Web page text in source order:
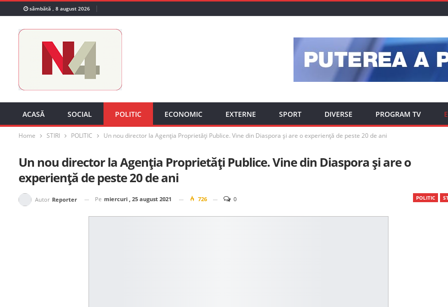
sâmbătă , 8 august 2026
ACASĂ SOCIAL POLITIC ECONOMIC EXTERNE SPORT DIVERSE PROGRAM TV
Home STIRI POLITIC Un nou director la Agenția Proprietăți Publice. Vine din Diaspora și are o experiență de peste 20 de ani
Un nou director la Agenția Proprietăți Publice. Vine din Diaspora și are o
experiență de peste 20 de ani
POLITIC
Autor Reporter Pe miercuri , 25 august 2021 726 0